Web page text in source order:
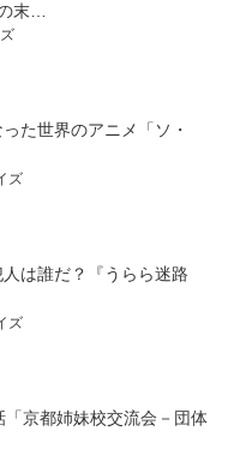
末…
た世界のアニメ「ソ・
ズ
は誰だ？『うらら迷路
ズ
「京都姉妹校交流会－団体